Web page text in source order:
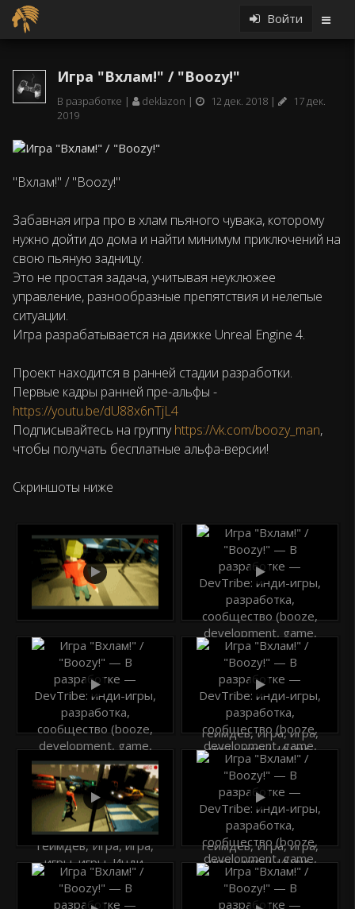
Войти
Игра "Вхлам!" / "Boozy!"
В разработке deklazon 12 дек. 2018
17 дек.
2019
"Вхлам!" / "Boozy!"
Забавная игра про в хлам пьяного чувака, которому
нужно дойти до дома и найти минимум приключений на
свою пьяную задницу.
Это не простая задача, учитывая неуклюжее
управление, разнообразные препятствия и нелепые
ситуации.
Игра разрабатывается на движке Unreal Engine 4.
Проект находится в ранней стадии разработки.
Первые кадры ранней пре-альфы -
https://youtu.be/dU88x6nTjL4
Подписывайтесь на группуhttps://vk.com/boozy_man,
чтобы получать бесплатные альфа-версии!
Скриншоты ниже